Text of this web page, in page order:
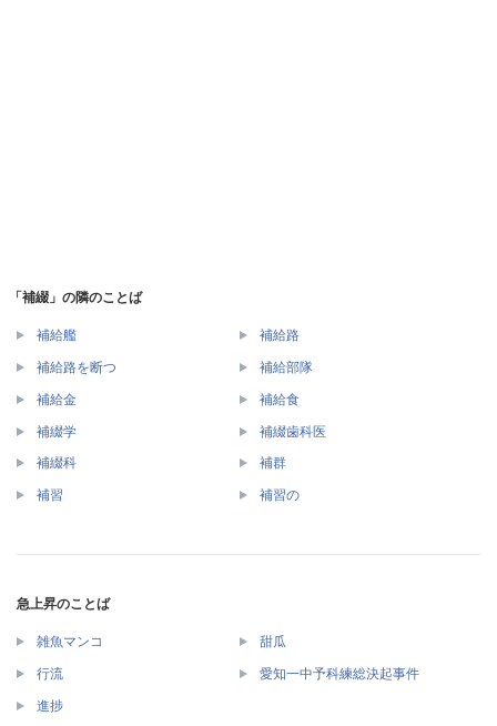
「補綴」の隣のことば
補給艦 補給路
補給路を断つ 補給部隊
補給金 補給食
補綴学 補綴歯科医
補綴科 補群
補習 補習の
急上昇のことば
雑魚マンコ 甜瓜
行流 愛知一中予科練総決起事件
進捗